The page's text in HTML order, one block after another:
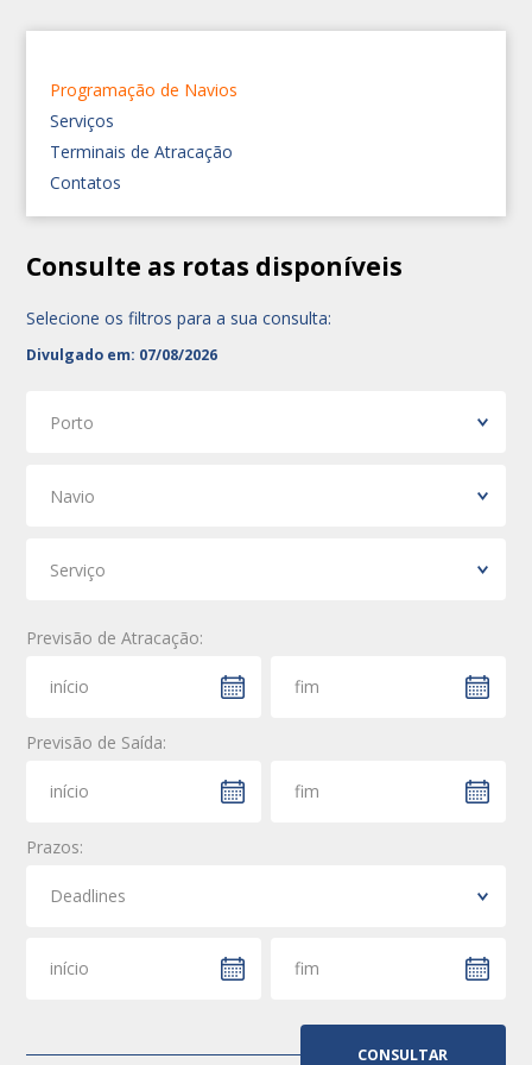
Programação de Navios
Serviços
Terminais de Atracação
Contatos
Consulte as rotas disponíveis
Selecione os filtros para a sua consulta:
Divulgado em: 07/08/2026
Previsão de Atracação:
Previsão de Saída:
Prazos: